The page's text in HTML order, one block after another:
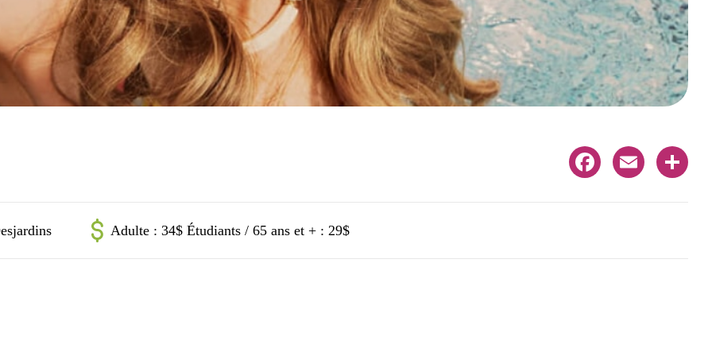
Facebook
Email Share
Adulte : 34$ Étudiants / 65 ans et + : 29$